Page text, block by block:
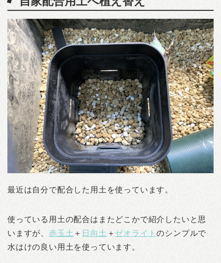
最近は自分で配合した用土を使っています。
使っている用土の配合はまたどこかで紹介したいと思
いますが、 赤玉土 ＋ 日向土 ＋ ゼオライトのシンプルで
水はけの良い用土を使っています。